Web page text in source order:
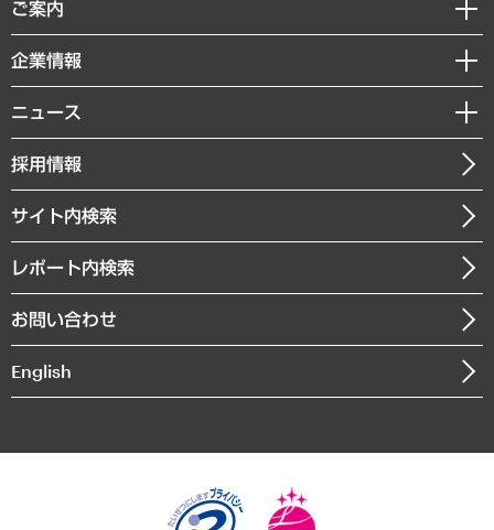
デジタルイノベーション
共生・ダイバーシティ
GRC（ガバナンス・リスク・コンプライアンス）・防災（政策）
経済・産業・雇用・労働
まちづくり・観光・交通・スポーツ・スマートシティ
自然資源・農林水産業・食料システム
レポート
コラム
経営用語集
受託・受注実績（官公庁関連）
メディア掲載・出演
ご案内
セミナー・イベント情報
MUFGビジネスセミナー
受託案件情報
企業情報
私たちの想い
社長メッセージ
会社概要
沿革
組織図・本部部室紹介
インドネシア現地法人
個人情報保護方針
ニュース
ニュースリリース
お知らせ
採用情報
サイト内検索
レポート内検索
お問い合わせ
English